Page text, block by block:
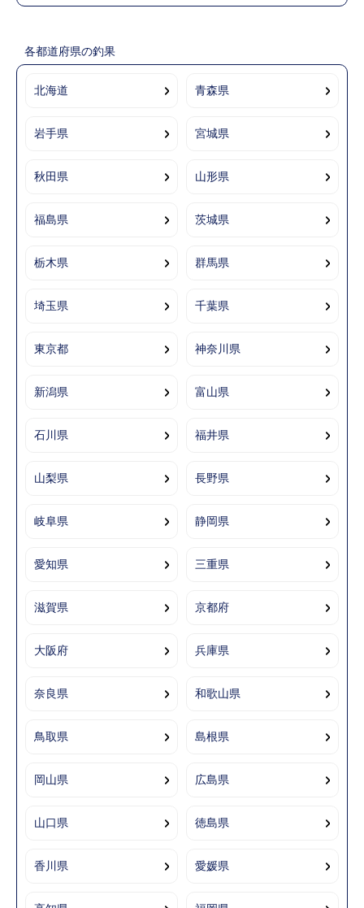
各都道府県の釣果
北海道 青森県
岩手県 宮城県
秋田県 山形県
福島県 茨城県
栃木県 群馬県
埼玉県 千葉県
東京都 神奈川県
新潟県 富山県
石川県 福井県
山梨県 長野県
岐阜県 静岡県
愛知県 三重県
滋賀県 京都府
大阪府 兵庫県
奈良県 和歌山県
鳥取県 島根県
岡山県 広島県
山口県 徳島県
香川県 愛媛県